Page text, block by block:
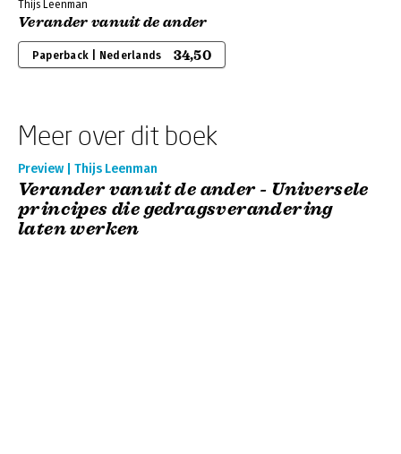
Thijs Leenman
Verander vanuit de ander
Paperback | Nederlands 34,50
Meer over dit boek
Preview | Thijs Leenman
Verander vanuit de ander - Universele
principes die gedragsverandering
laten werken